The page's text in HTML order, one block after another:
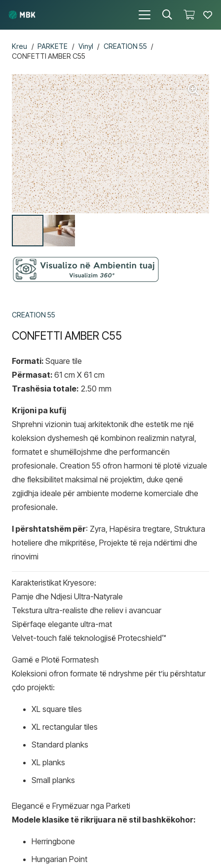
Kreu / PARKETE / Vinyl / CREATION 55 /
CONFETTI AMBER C55
CREATION 55
CONFETTI AMBER C55
Formati: Square tile
Përmasat: 61 cm X 61 cm
Trashësia totale: 2.50 mm
Krijoni pa kufij
Shprehni vizionin tuaj arkitektonik dhe estetik me një
koleksion dyshemesh që kombinon realizmin natyral,
formatet e shumëllojshme dhe performancën
profesionale. Creation 55 ofron harmoni të plotë vizuale
dhe fleksibilitet maksimal në projektim, duke qenë
zgjidhja ideale për ambiente moderne komerciale dhe
profesionale.
I përshtatshëm për: Zyra, Hapësira tregtare, Struktura
hoteliere dhe mikpritëse, Projekte të reja ndërtimi dhe
rinovimi
Karakteristikat Kryesore:
Pamje dhe Ndjesi Ultra-Natyrale
Tekstura ultra-realiste dhe reliev i avancuar
Sipërfaqe elegante ultra-mat
Velvet-touch falë teknologjisë Protecshield™
Gamë e Plotë Formatesh
Koleksioni ofron formate të ndryshme për t’iu përshtatur
çdo projekti:
XL square tiles
XL rectangular tiles
Standard planks
XL planks
Small planks
Elegancë e Frymëzuar nga Parketi
Modele klasike të rikrijuara në stil bashkëkohor:
Herringbone
Hungarian Point